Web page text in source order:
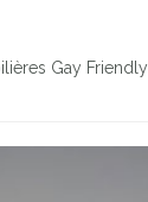
Gay Friendly